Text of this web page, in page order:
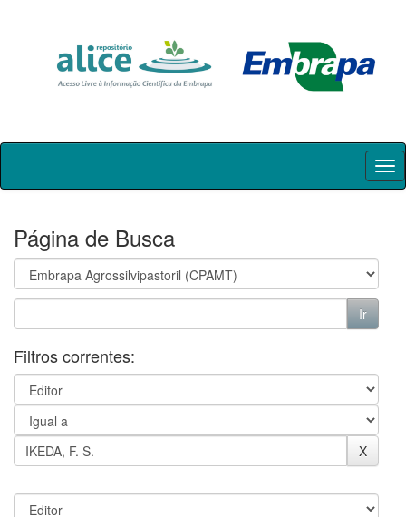
Skip
Página de Busca
Filtros correntes: